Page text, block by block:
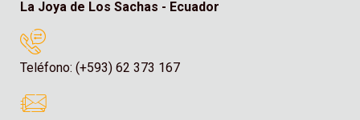
La Joya de Los Sachas - Ecuador
Teléfono: (+593) 62 373 167